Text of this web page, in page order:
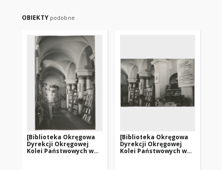
OBIEKTY podobne
[Biblioteka Okręgowa
Dyrekcji Okręgowej
Kolei Państwowych w
[Biblioteka Okręgowa
Dyrekcji Okręgowej
Kolei Państwowych w